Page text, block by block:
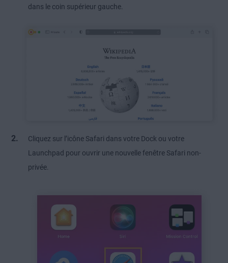
dans le coin supérieur gauche.
Cliquez sur l’icône Safari dans votre Dock ou votre
Launchpad pour ouvrir une nouvelle fenêtre Safari non-
privée.